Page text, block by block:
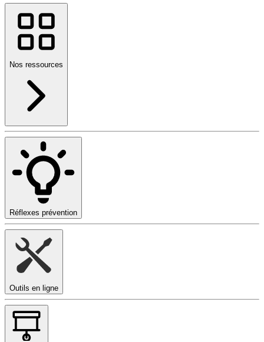
Nos ressources
Réflexes prévention
Outils en ligne